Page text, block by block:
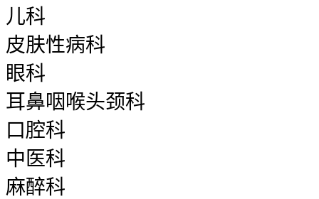
儿科
皮肤性病科
眼科
耳鼻咽喉头颈科
口腔科
中医科
麻醉科